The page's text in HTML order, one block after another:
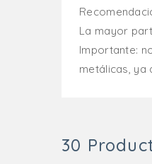
La mayor
Importante:
metálicas, ya
30